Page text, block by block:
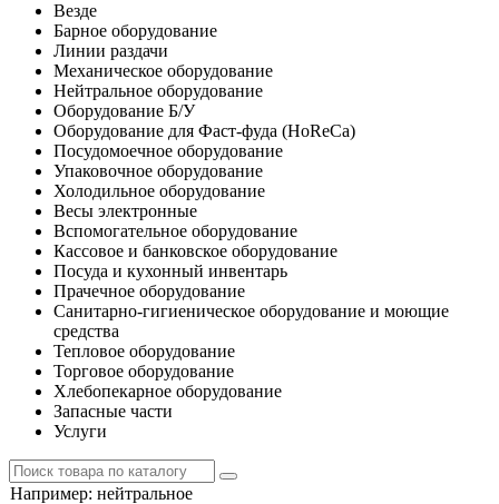
Везде
Барное оборудование
Линии раздачи
Механическое оборудование
Нейтральное оборудование
Оборудование Б/У
Оборудование для Фаст-фуда (HoReCa)
Посудомоечное оборудование
Упаковочное оборудование
Холодильное оборудование
Весы электронные
Вспомогательное оборудование
Кассовое и банковское оборудование
Посуда и кухонный инвентарь
Прачечное оборудование
Санитарно-гигиеническое оборудование и моющие
средства
Тепловое оборудование
Торговое оборудование
Хлебопекарное оборудование
Запасные части
Услуги
Например: нейтральное